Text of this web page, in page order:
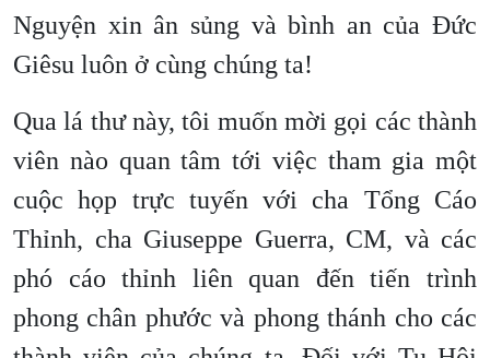
Nguyện xin ân sủng và bình an của Đức
Giêsu luôn ở cùng chúng ta!
Qua lá thư này, tôi muốn mời gọi các thành
viên nào quan tâm tới việc tham gia một
cuộc họp trực tuyến với cha Tổng Cáo
Thỉnh, cha Giuseppe Guerra, CM, và các
phó cáo thỉnh liên quan đến tiến trình
phong chân phước và phong thánh cho các